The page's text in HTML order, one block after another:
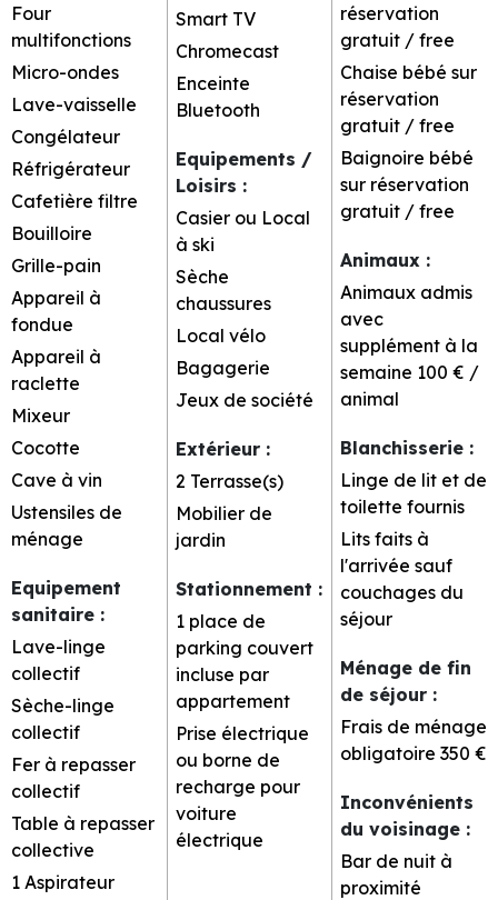
Four
multifonctions
Micro-ondes
Lave-vaisselle
Congélateur
Réfrigérateur
Cafetière filtre
Bouilloire
Grille-pain
Appareil à
fondue
Appareil à
raclette
Mixeur
Cocotte
Cave à vin
Ustensiles de
ménage
Equipement
sanitaire :
Lave-linge
collectif
Sèche-linge
collectif
Fer à repasser
collectif
Table à repasser
collective
1 Aspirateur
Smart TV
Chromecast
Enceinte
Bluetooth
Equipements /
Loisirs :
Casier ou Local
à ski
Sèche
chaussures
Local vélo
Bagagerie
Jeux de société
Extérieur :
2 Terrasse(s)
Mobilier de
jardin
Stationnement :
1 place de
parking couvert
incluse par
appartement
Prise électrique
ou borne de
recharge pour
voiture
électrique
réservation
gratuit / free
Chaise bébé sur
réservation
gratuit / free
Baignoire bébé
sur réservation
gratuit / free
Animaux :
Animaux admis
avec
supplément à la
semaine 100 € /
animal
Blanchisserie :
Linge de lit et de
toilette fournis
Lits faits à
l'arrivée sauf
couchages du
séjour
Ménage de fin
de séjour :
Frais de ménage
obligatoire 350 €
Inconvénients
du voisinage :
Bar de nuit à
proximité